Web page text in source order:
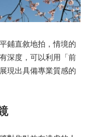
鋪直敘地拍，情境的
深度，可以利用「前
現出具備專業質感的